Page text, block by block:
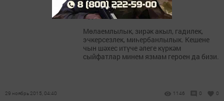
Нур сибүче кояш кебек
Мөлаемлылык, зирәк акыл, гадилек,
эчкерсезлек, миһербанлылык. Кешене
чын шәхес итүче әлеге күркәм
сыйфатлар минем язмам героен да бизи.
29 ноябрь 2015, 04:40 1146 0 0